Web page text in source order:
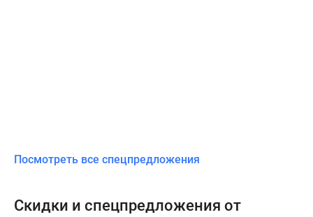
Посмотреть все спецпредложения
Скидки и спецпредложения от